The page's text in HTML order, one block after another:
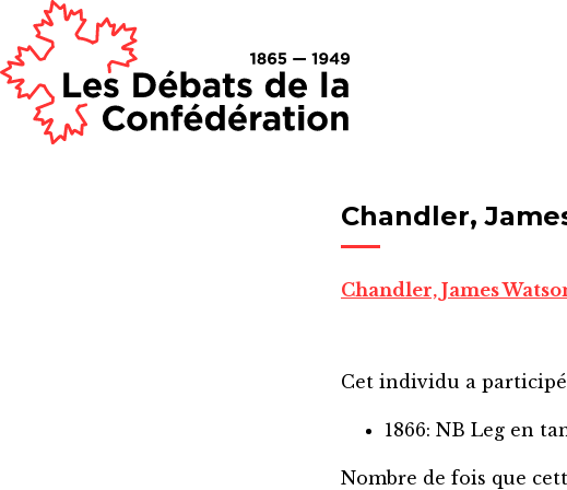
Chandler,
Chandler, James
Cet individu a
1866: NB Leg en
Nombre de fois que